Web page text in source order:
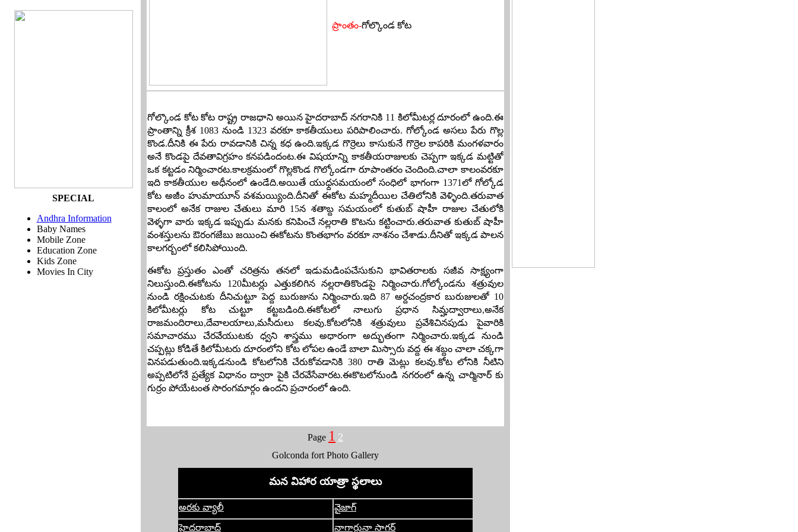
SPECIAL
Andhra Information
Baby Names
Mobile Zone
Education Zone
Kids Zone
Movies In City
ప్రాంతం-గోల్కొండ కోట
గోల్కొండ కోట కోట రాష్ట్ర రాజధాని అయిన హైదరాబాద్ నగరానికి 11 కిలోమీటర్ల దూరంలో ఉంది.ఈ
ప్రాంతాన్ని క్రీశ 1083 నుండి 1323 వరకూ కాకతీయులు పరిపాలించారు. గోల్కోండ అసలు పేరు గొల్ల
కొండ.దీనికి ఈ పేరు రావడానికి చిన్న కధ ఉంది.ఇక్కడ గొర్రెలు కాసుకునే గొర్రెల కాపరికి మంగళవారం
అనే కొండపై దేవతావిగ్రహం కనపడిందంట.ఈ విషయాన్ని కాకతీయరాజులకు చెప్పగా ఇక్కడ మట్టితో
ఒక కట్టడం నిర్మించారట.కాలక్రమంలో గొల్లకొండ గొల్కోండగా రూపాంతరం చెందింది.చాలా కాలంవరకూ
ఇది కాకతీయుల అధీనంలో ఉండేది.అయితే యుధ్దసమయంలో సంధిలో భాగంగా 1371లో గోల్కోడ
కోట అజీం హుమాయూన్ వశమయ్యింది.దీనితో ఈకోట మహ్మదీయిల చేతిలోనికి వెళ్ళింది.తరువాత
కాలంలో అనేక రాజుల చేతులు మారి 15న శతాబ్ద సమయంలో కుతుబ్ షాహీ రాజుల చేతులోకి
వెళ్ళగా వారు ఇక్కడ ఇప్పుడు మనకు కనిపించే నల్లరాతి కొటను కట్టించారు.తరువాత కుతుబ్ షాహీ
వంశస్తులను ఔరంగజేబు జయించి ఈకోటను కొంతభాగం వరకూ నాశనం చేశాడు.దీనితో ఇక్కడ పాలన
కాలగర్బంలో కలిసిపోయింది.
ఈకోట ప్రస్తుతం ఎంతో చరిత్రను తనలో ఇడుమడింపచేసుకుని భావితరాలకు సజీవ సాక్ష్యంగా
నిలుస్తుంది.ఈకోటను 120మీటర్లు ఎత్తుకలిగిన నల్లరాతికొండపై నిర్మించారు.గోల్కోండను శత్రువుల
నుండి రక్షించుటకు దీనిచుట్టూ పెద్ద బురుజును నిర్మించారు.ఇది 87 అర్దచంద్రకార బురుజులతో 10
కిలోమీటర్లు కోట చుట్టూ కట్టబడింది.ఈకోటలో నాలుగు ప్రధాన సిమ్హద్వారాలు,అనేక
రాజమందిరాలు,దేవాలయాలు,మసీదులు కలవు.కోటలోనికి శత్రువులు ప్రవేశిచినపుడు పైవారికి
సమాచారము చేరవేయుటకు ధ్వని శాస్త్రము అధారంగా అద్భుతంగా నిర్మించారు.ఇక్కడ నుండి
చప్పట్లు కోడితే కిలోమీటరు దూరంలోని కోట లోపల ఉండే బాలా మిస్సారు వద్ద ఈ శబ్దం చాలా చక్కగా
వినపడుతుంది.ఇక్కడనుండి కోటలోనికి చేరుకోవడానికి 380 రాతి మెట్లు కలవు.కోట లోనికి నీటిని
అప్పటిలోనే ప్రత్యేక విధానం ద్వారా పైకి చేరవేసేవారట.ఈకొటలోనుండి నగరంలో ఉన్న చార్మినార్ కు
గుర్రం పోయేటంత సొరంగమార్గం ఉందని ప్రచారంలో ఉంది.
Page 1 2
Golconda fort Photo Gallery
మన విహార యాత్రా స్థలాలు
అరకు వ్యాలీ
వైజాగ్
హైదరాబాద్
నాగార్జునా సాగర్